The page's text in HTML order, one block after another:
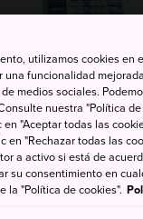
utilizamos cookies en
funcionalidad
medios sociales.
nuestra "Política
"Aceptar todas las
en "Rechazar todas las
a activo si está de
su consentimiento en
la "Política de cookies".